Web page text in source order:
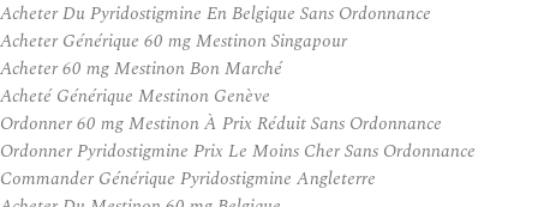
Acheter Du Pyridostigmine En Belgique Sans Ordonnance
Acheter Générique 60 mg Mestinon Singapour
Acheter 60 mg Mestinon Bon Marché
Acheté Générique Mestinon Genève
Ordonner 60 mg Mestinon À Prix Réduit Sans Ordonnance
Ordonner Pyridostigmine Prix Le Moins Cher Sans Ordonnance
Commander Générique Pyridostigmine Angleterre